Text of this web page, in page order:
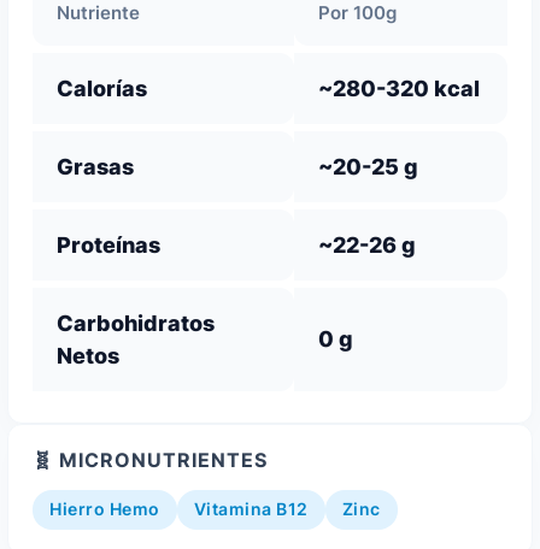
Nutriente Por 100g
Calorías ~280-320 kcal
Grasas ~20-25 g
Proteínas ~22-26 g
Carbohidratos
Netos
0 g
🧬 MICRONUTRIENTES
Hierro Hemo Vitamina B12 Zinc